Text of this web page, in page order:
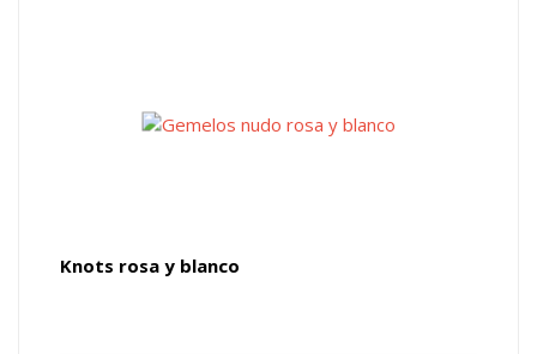
Knots rosa y blanco